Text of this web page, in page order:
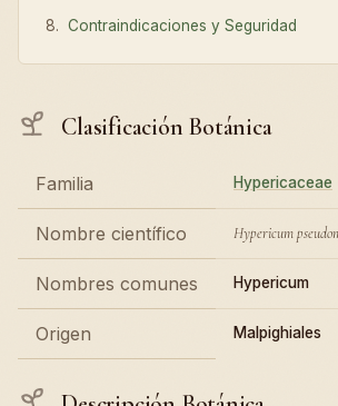
Contraindicaciones y Seguridad
Clasificación Botánica
Familia Hypericaceae
Nombre científico Hypericum
Nombres comunes Hypericum
Origen Malpighiales